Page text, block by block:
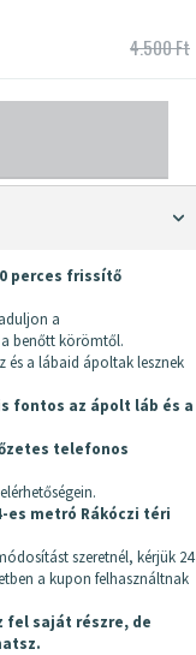
4.500 Ft
perces frissítő
a
benőtt körömtől.
és a lábaid ápoltak lesznek
fontos az ápolt láb és a
telefonos
es metró Rákóczi téri
szeretnél, kérjük 24
a kupon felhasználtnak
fel saját részre, de